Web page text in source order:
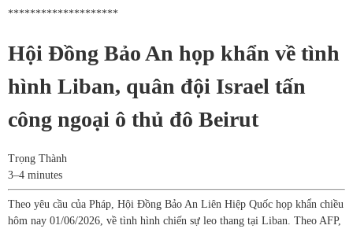
********************
Hội Đồng Bảo An họp khẩn về tình
hình Liban, quân đội Israel tấn
công ngoại ô thủ đô Beirut
Trọng Thành
3–4 minutes
Theo yêu cầu của Pháp, Hội Đồng Bảo An Liên Hiệp Quốc họp khẩn chiều
hôm nay 01/06/2026, về tình hình chiến sự leo thang tại Liban. Theo AFP,